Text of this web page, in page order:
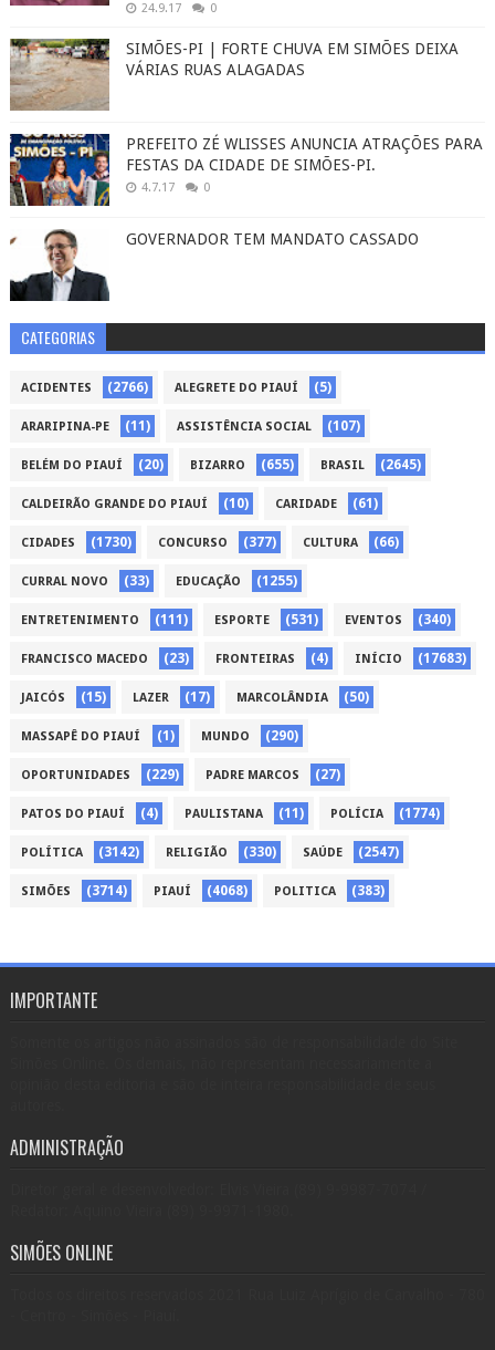
24.9.17 0
SIMÕES-PI | FORTE CHUVA EM SIMÕES DEIXA
VÁRIAS RUAS ALAGADAS
PREFEITO ZÉ WLISSES ANUNCIA ATRAÇÕES PARA
FESTAS DA CIDADE DE SIMÕES-PI.
4.7.17 0
GOVERNADOR TEM MANDATO CASSADO
CATEGORIAS
ACIDENTES (2766) ALEGRETE DO PIAUÍ (5)
ARARIPINA-PE (11) ASSISTÊNCIA SOCIAL (107)
BELÉM DO PIAUÍ (20) BIZARRO (655) BRASIL (2645)
CALDEIRÃO GRANDE DO PIAUÍ (10) CARIDADE (61)
CIDADES (1730) CONCURSO (377) CULTURA (66)
CURRAL NOVO (33) EDUCAÇÃO (1255)
ENTRETENIMENTO (111) ESPORTE (531) EVENTOS (340)
FRANCISCO MACEDO (23) FRONTEIRAS (4) INÍCIO (17683)
JAICÓS (15) LAZER (17) MARCOLÂNDIA (50)
MASSAPÊ DO PIAUÍ (1) MUNDO (290)
OPORTUNIDADES (229) PADRE MARCOS (27)
PATOS DO PIAUÍ (4) PAULISTANA (11) POLÍCIA (1774)
POLÍTICA (3142) RELIGIÃO (330) SAÚDE (2547)
SIMÕES (3714) PIAUÍ (4068) POLITICA (383)
IMPORTANTE
ADMINISTRAÇÃO
SIMÕES ONLINE